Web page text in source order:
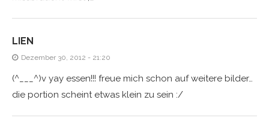
LIEN
Dezember 30, 2012 - 21:20
(^___^)v yay essen!!! freue mich schon auf weitere bilder…
die portion scheint etwas klein zu sein :/